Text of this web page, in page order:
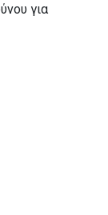
για